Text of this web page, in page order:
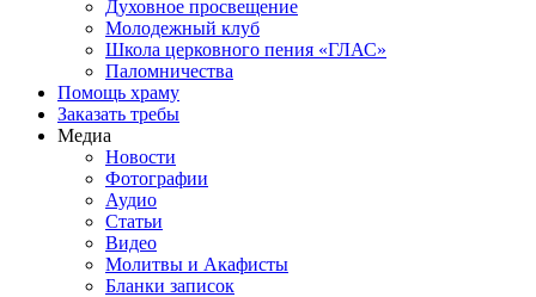
Духовное просвещение
Молодежный клуб
Школа церковного пения «ГЛАС»
Паломничества
Помощь храму
Заказать требы
Медиа
Новости
Фотографии
Аудио
Статьи
Видео
Молитвы и Акафисты
Бланки записок